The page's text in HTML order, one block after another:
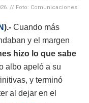
// Foto: Comunicaciones.
).- Cuando más
y el margen
hizo lo que sabe
albo apeló a su
y terminó
al dejar en el